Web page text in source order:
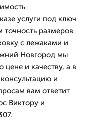
услуги под ключ
точность размеров
с лежаками и
Новгород мы
и качеству, а в
и
вам ответит
Виктору и